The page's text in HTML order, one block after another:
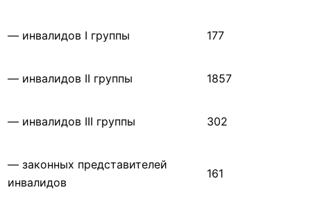
— инвалидов I группы 177
— инвалидов II группы 1857
— инвалидов III группы 302
— законных представителей
инвалидов
161